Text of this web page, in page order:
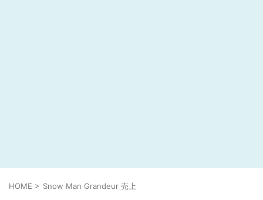
HOME > Snow Man Grandeur 売上